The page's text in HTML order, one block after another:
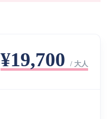
¥19,700 / 大人